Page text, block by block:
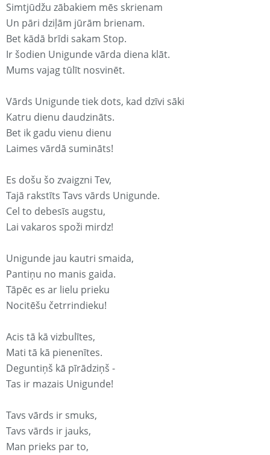
Simtjūdžu zābakiem mēs skrienam
Un pāri dziļām jūrām brienam.
Bet kādā brīdi sakam Stop.
Ir šodien Unigunde vārda diena klāt.
Mums vajag tūlīt nosvinēt.
Vārds Unigunde tiek dots, kad dzīvi sāki
Katru dienu daudzināts.
Bet ik gadu vienu dienu
Laimes vārdā sumināts!
Es došu šo zvaigzni Tev,
Tajā rakstīts Tavs vārds Unigunde.
Cel to debesīs augstu,
Lai vakaros spoži mirdz!
Unigunde jau kautri smaida,
Pantiņu no manis gaida.
Tāpēc es ar lielu prieku
Nocitēšu četrrindieku!
Acis tā kā vizbulītes,
Mati tā kā pienenītes.
Deguntiņš kā pīrādziņš -
Tas ir mazais Unigunde!
Tavs vārds ir smuks,
Tavs vārds ir jauks,
Man prieks par to,